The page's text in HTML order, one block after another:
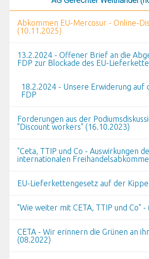
Abkommen EU-Mercosur - Online-
(10.11.2025)
13.2.2024 - Offener Brief an die
FDP zur Blockade des EU-
18.2.2024 - Unsere Erwiderung
FDP
Forderungen aus der
"Discount workers" (16.10.2023)
"Ceta, TTIP und Co - Auswirkungen
internationalen
EU-Lieferkettengesetz auf der
"Wie weiter mit CETA, TTIP und Co" -
CETA - Wir erinnern die Grünen an
(08.2022)